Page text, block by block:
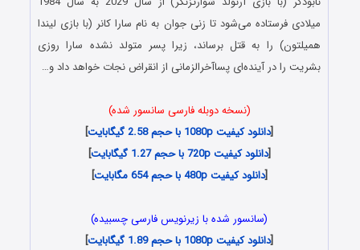
میلادی فرستاده می‌شود تا زنی جوان به نام سارا کانر (با بازی لیندا
همیلتون) را به قتل برساند، زیرا پسر متولد نشده سارا روزی
بشریت را در آینده‌ای پساآخرالزمانی از انقراض نجات خواهد داد و…
(نسخه دوبله فارسی سانسور شده)
[دانلود کیفیت 1080p با حجم 2.58 گیگابایت
]
[دانلود کیفیت 720p با حجم 1.27 گیگابایت
]
[دانلود کیفیت 480p با حجم 654 مگابایت ]
(سانسور شده با زیرنویس فارسی چسبیده)
[دانلود کیفیت 1080p با حجم 1.89 گیگابایت
]